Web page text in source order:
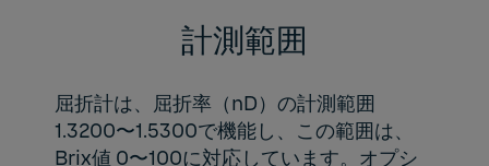
計測範囲
屈折計は、屈折率（nD）の計測範囲
1.3200〜1.5300で機能し、この範囲は、
Brix値 0〜100に対応しています。オプシ